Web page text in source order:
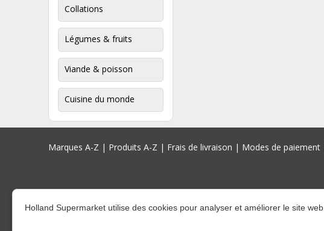
Collations
Légumes & fruits
Viande & poisson
Cuisine du monde
Marques A-Z | Produits A-Z | Frais de livraison | Modes de paiement
Holland Supermarket utilise des cookies pour analyser et améliorer le site web.